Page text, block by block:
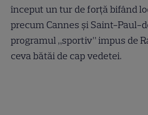
început un tur de forță bifând
precum Cannes și Saint-Paul-
programul „sportiv” impus de
ceva bătăi de cap vedetei.